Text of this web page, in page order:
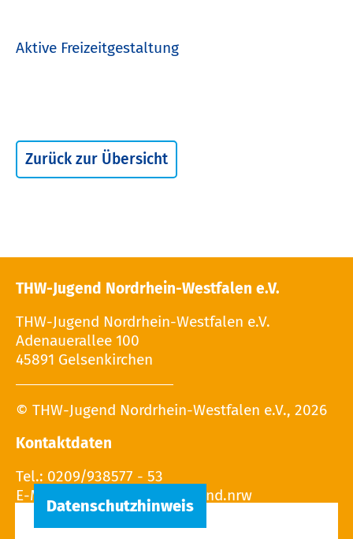
Aktive Freizeitgestaltung
Zurück zur Übersicht
THW-Jugend Nordrhein-Westfalen e.V.
THW-Jugend Nordrhein-Westfalen e.V.
Adenauerallee 100
45891 Gelsenkirchen
© THW-Jugend Nordrhein-Westfalen e.V., 2026
Kontaktdaten
Tel.: 0209/938577 - 53
E-Mail: Leitung(at)THW-Jugend.nrw